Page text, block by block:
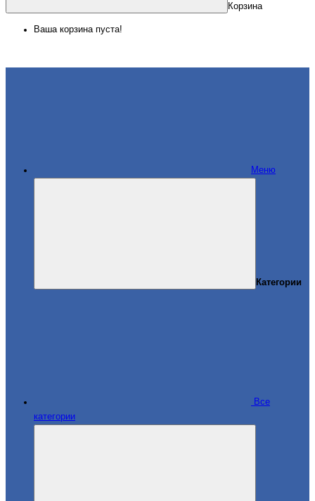
Корзина
Ваша корзина пуста!
Меню
Категории
Все
категории